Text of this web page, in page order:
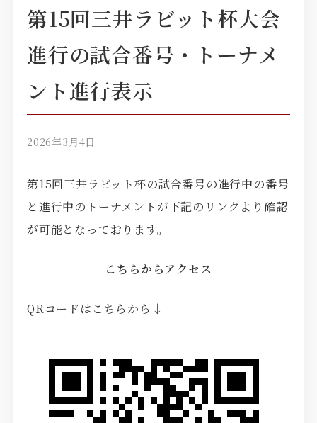
第15回三井ラビット杯大会
進行の試合番号・トーナメ
ント進行表示
2026年3月4日
第15回三井ラビット杯の試合番号の進行中の番号
と進行中のトーナメントが下記のリンクより確認
が可能となっております。
こちらからアクセス
QRコードはこちらから↓